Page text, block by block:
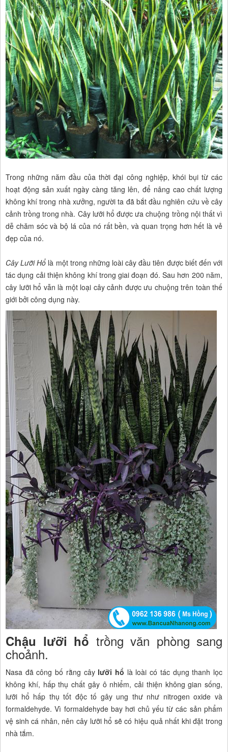
Trong những năm đầu của thời đại công nghiệp, khói bụi từ các
hoạt động sản xuất ngày càng tăng lên, để nâng cao chất lượng
không khí trong nhà xưởng, người ta đã bắt đầu nghiên cứu về cây
cảnh trồng trong nhà. Cây lưỡi hổ được ưa chuộng trồng nội thất vì
dễ chăm sóc và bộ lá của nó rất bền, và quan trọng hơn hết là vẻ
đẹp của nó.
Cây Lưỡi Hổ là một trong những loài cây đầu tiên được biết đến với
tác dụng cải thiện không khí trong giai đoạn đó. Sau hơn 200 năm,
cây lưỡi hổ vẫn là một loại cây cảnh được ưu chuộng trên toàn thế
giới bởi công dụng này.
Chậu lưỡi hổ trồng văn phòng sang
choảnh.
Nasa đã công bố rằng cây lưỡi hổ là loài có tác dụng thanh lọc
không khí, hấp thụ chất gây ô nhiểm, cải thiện không gian sống,
lưỡi hổ hấp thụ tốt độc tố gây ung thư như nitrogen oxide và
formaldehyde. Vì formaldehyde bay hơi chủ yếu từ các sản phẩm
vệ sinh cá nhân, nên cây lưỡi hổ sẽ có hiệu quả nhất khi đặt trong
nhà tắm.